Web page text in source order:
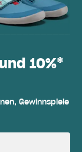
10%*
Gewinnspiele